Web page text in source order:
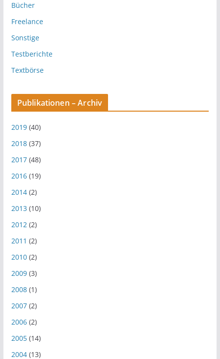
Bücher
Freelance
Sonstige
Testberichte
Textbörse
Publikationen – Archiv
2019(40)
2018(37)
2017(48)
2016(19)
2014(2)
2013 (10)
2012(2)
2011 (2)
2010(2)
2009(3)
2008(1)
2007(2)
2006(2)
2005(14)
2004(13)